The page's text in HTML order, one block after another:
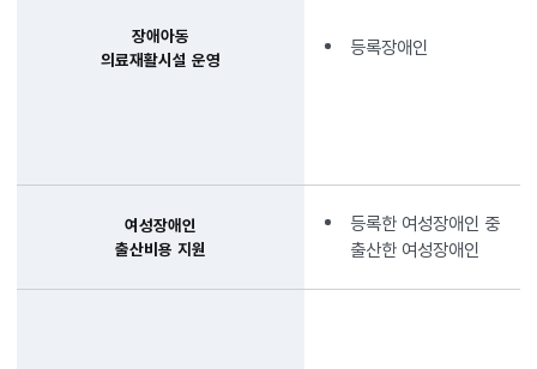
장애아동
의료재활시설 운영
등록장애인
여성장애인
출산비용 지원
등록한 여성장애인 중
출산한 여성장애인